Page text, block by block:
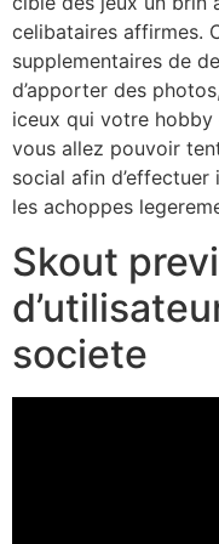
celibataires affirmes.
supplementaires de
d’apporter des
iceux qui votre
vous allez pouvoir
social afin
les achoppes
Skout
societe